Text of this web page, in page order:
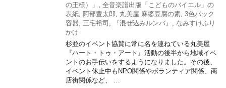
の王様）」
全音楽譜出版「こどものバイエル」の
表紙 阿部豊太郎 丸美屋 麻婆豆腐の素 3色パック
容器
三宅裕司 『混ぜ込みルンバ』
なみすけふり
かけ
杉並のイベント協賛に常に名を連ねている丸美屋
『ハート・トゥ・アート』活動の後半から地域イベ
ントのお手伝いをするようになりました。その後、
イベント休止中もNPO関係やボランティア関係、商
店街関係など、 …